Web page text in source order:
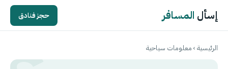
إسأل المسافر حجز فنادق
الرئيسية›معلومات سياحية